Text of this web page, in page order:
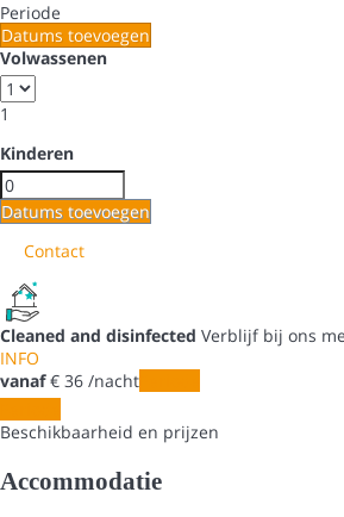
Periode
Datums toevoegen
Volwassenen
1
Kinderen
Datums toevoegen
Contact
Cleaned and disinfected Verblijf bij ons
INFO
vanaf€ 36 /nacht
Beschikbaarheid en prijzen
Accommodatie